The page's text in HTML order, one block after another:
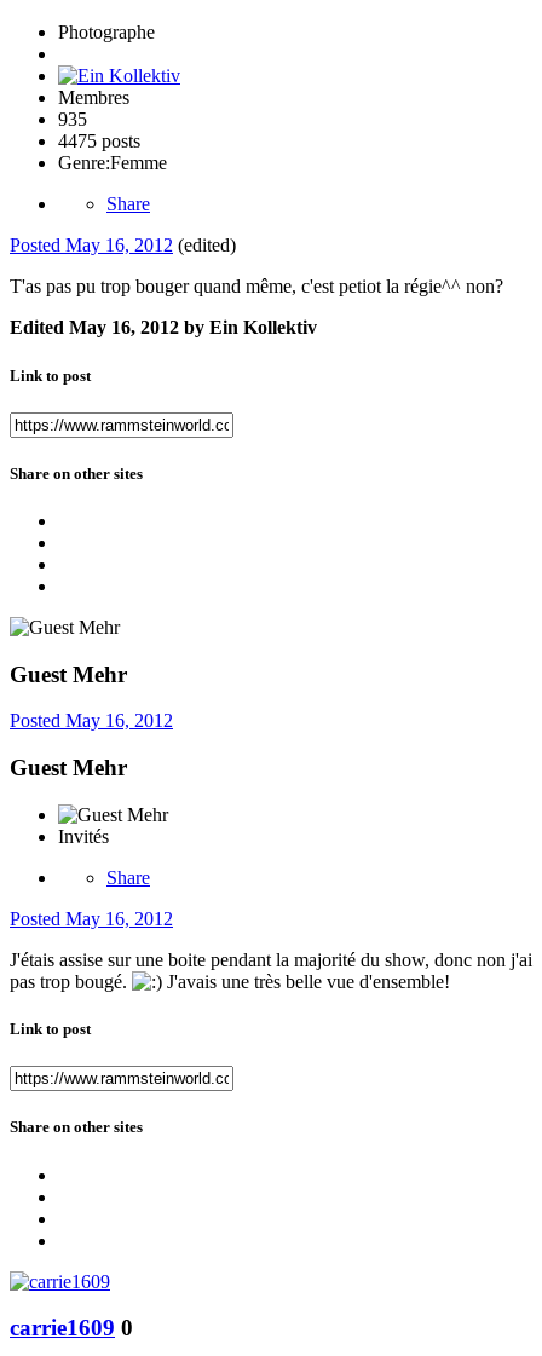
Photographe
Membres
935
4475 posts
Genre:Femme
Share
Posted May 16, 2012 (edited)
T'as pas pu trop bouger quand même, c'est petiot la régie^^ non?
Edited May 16, 2012 by Ein Kollektiv
Link to post
Share on other sites
Guest Mehr
Posted May 16, 2012
Guest Mehr
Invités
Share
Posted May 16, 2012
J'étais assise sur une boite pendant la majorité du show, donc non j'ai
pas trop bougé.
J'avais une très belle vue d'ensemble!
Link to post
Share on other sites
carrie1609 0